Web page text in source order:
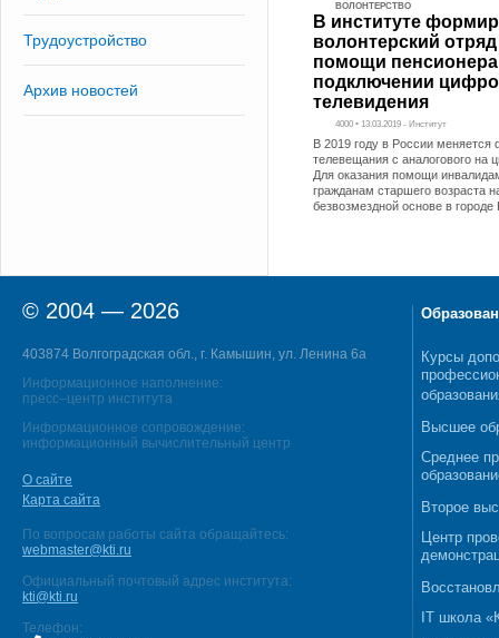
Трудоустройство
Архив новостей
ВОЛОНТЕРСТВО
В институте
волонтерский
помощи
подключении
телевидения
4000 • 13.03.2019 - Институт
В 2019 году в России меняется
телевещания с аналогового на
Для оказания помощи
гражданам старшего возраста
безвозмездной основе в
© 2004 — 2026
403874 Волгоградская обл., г. Камышин, ул. Ленина 6а
Информационное наполнение:
пресс–центр института
Информационное сопровождение:
информационный вычислительный центр
О сайте
Карта сайта
По вопросам работы сайта обращайтесь:
webmaster@kti.ru
Официальный почтовый адрес института:
kti@kti.ru
Телефон:
Курсы
Высшее
Среднее
Второе
Центр
IT школа